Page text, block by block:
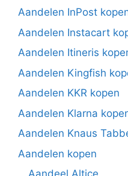
Aandelen InPost
Aandelen Instacart
Aandelen Itineris
Aandelen Kingfish
Aandelen KKR kopen
Aandelen Klarna
Aandelen Knaus
Aandelen kopen
Aandeel Altice